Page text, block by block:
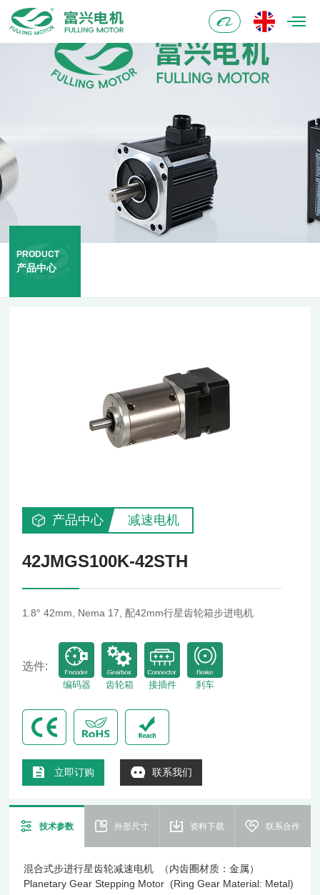
阿
里
巴
PRODUCT
产品中心
产品中心 减速电机
42JMGS100K-42STH
1.8° 42mm, Nema 17, 配42mm行星齿轮箱步进电机
选件:
编码器 齿轮箱 接插件 刹车
立即订购 联系我们
技术参数 外形尺寸 资料下载 联系合作
混合式步进行星齿轮减速电机 （内齿圈材质：金属）
Planetary Gear Stepping Motor (Ring Gear Material: Metal)